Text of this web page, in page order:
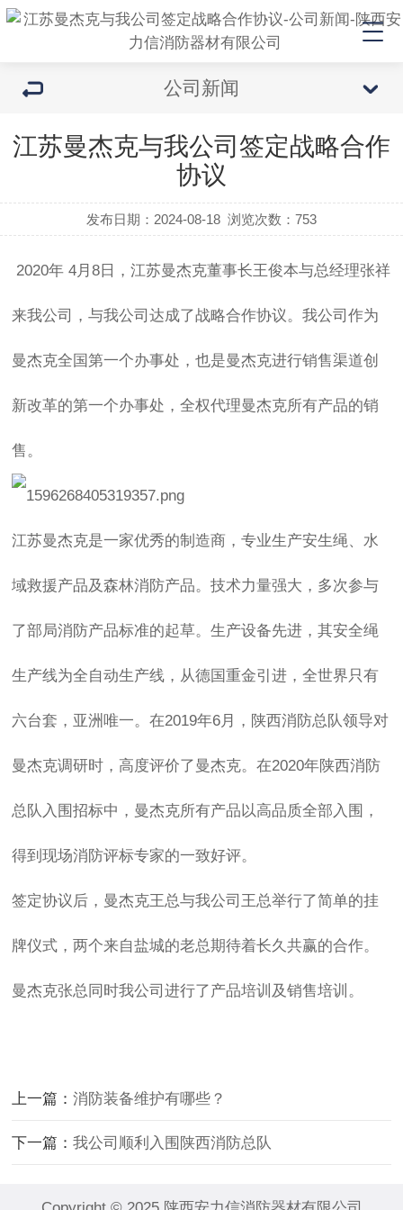
公司新闻
江苏曼杰克与我公司签定战略合作
协议
发布日期：2024-08-18 浏览次数：753
2020年 4月8日，江苏曼杰克董事长王俊本与总经理张祥
来我公司，与我公司达成了战略合作协议。我公司作为
曼杰克全国第一个办事处，也是曼杰克进行销售渠道创
新改革的第一个办事处，全权代理曼杰克所有产品的销
售。
江苏曼杰克是一家优秀的制造商，专业生产安生绳、水
域救援产品及森林消防产品。技术力量强大，多次参与
了部局消防产品标准的起草。生产设备先进，其安全绳
生产线为全自动生产线，从德国重金引进，全世界只有
六台套，亚洲唯一。在2019年6月，陕西消防总队领导对
曼杰克调研时，高度评价了曼杰克。在2020年陕西消防
总队入围招标中，曼杰克所有产品以高品质全部入围，
得到现场消防评标专家的一致好评。
签定协议后，曼杰克王总与我公司王总举行了简单的挂
牌仪式，两个来自盐城的老总期待着长久共赢的合作。
曼杰克张总同时我公司进行了产品培训及销售培训。
上一篇：消防装备维护有哪些？
下一篇：我公司顺利入围陕西消防总队